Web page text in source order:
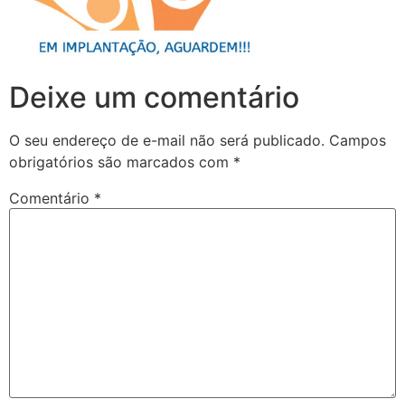
Deixe um comentário
O seu endereço de e-mail não será publicado. Campos
obrigatórios são marcados com *
Comentário *